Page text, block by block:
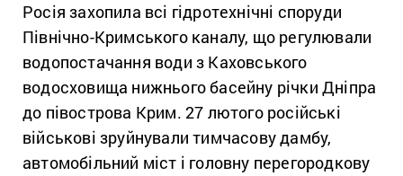
Росія захопила всі гідротехнічні споруди
Північно-Кримського каналу, що регулювали
водопостачання води з Каховського
водосховища нижнього басейну річки Дніпра
до півострова Крим. 27 лютого російські
військові зруйнували тимчасову дамбу,
автомобільний міст і головну перегородкову